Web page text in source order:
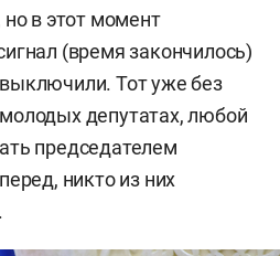
в этот момент
(время закончилось)
Тот уже без
депутатах, любой
председателем
никто из них